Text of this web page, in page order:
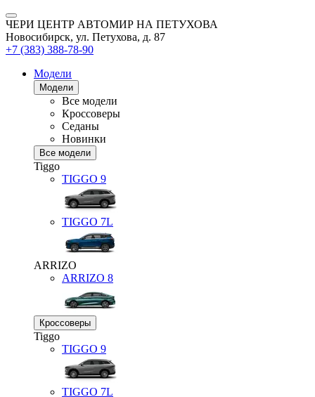
ЧЕРИ ЦЕНТР АВТОМИР НА ПЕТУХОВА
Новосибирск, ул. Петухова, д. 87
+7 (383) 388-78-90
Модели
Модели
Все модели
Кроссоверы
Седаны
Новинки
Все модели
Tiggo
TIGGO 9
TIGGO 7L
ARRIZO
ARRIZO 8
Кроссоверы
Tiggo
TIGGO 9
TIGGO 7L